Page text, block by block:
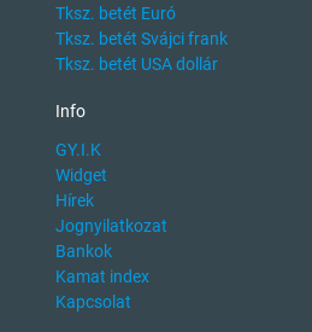
Tksz. betét Euró
Tksz. betét Svájci frank
Tksz. betét USA dollár
Info
GY.I.K
Widget
Hírek
Jognyilatkozat
Bankok
Kamat index
Kapcsolat